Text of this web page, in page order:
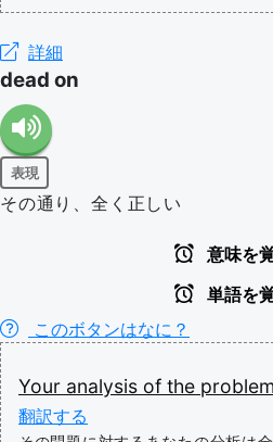
詳細
dead on
表現
その通り、全く正しい
意味を
単語を
このボタンはなに？
Your analysis of the problem
翻訳する